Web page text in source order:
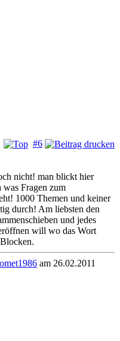
#6
nicht! man blickt hier
Fragen zum
1000 Themen und keiner
durch! Am liebsten den
und jedes
will wo das Wort
am 26.02.2011